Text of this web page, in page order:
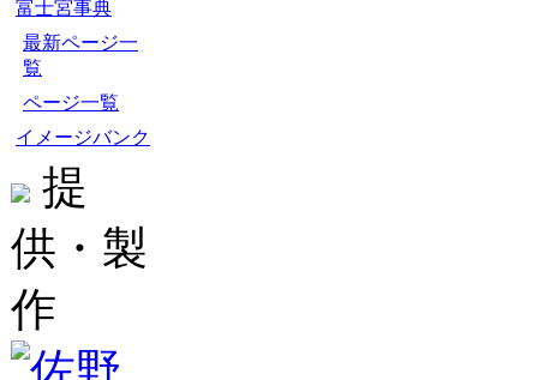
富士宮事典
最新ページ一
覧
ページ一覧
イメージバンク
提
供・製
作